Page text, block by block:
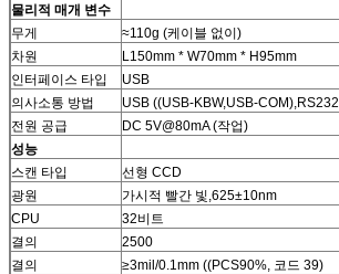
물리적 매개 변수
무게
≈110g (케이블 없이)
차원
L150mm * W70mm * H95mm
인터페이스 타입
USB
의사소통 방법
USB ((USB-KBW,USB-COM),RS232
전원 공급
DC 5V@80mA (작업)
성능
스캔 타입
선형 CCD
광원
가시적 빨간 빛,625±10nm
CPU
32비트
결의
2500
결의
≥3mil/0.1mm ((PCS90%, 코드 39)